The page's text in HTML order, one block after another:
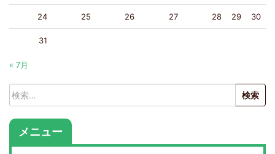
24 25 26 27 28 29 30
31
« 7月
検
索:
メニュー